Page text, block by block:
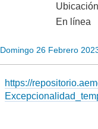
En línea
Domingo 26 Febrero
https://